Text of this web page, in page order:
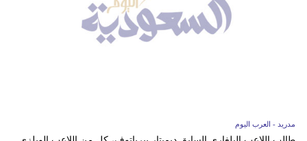
مدريد - العرب اليوم